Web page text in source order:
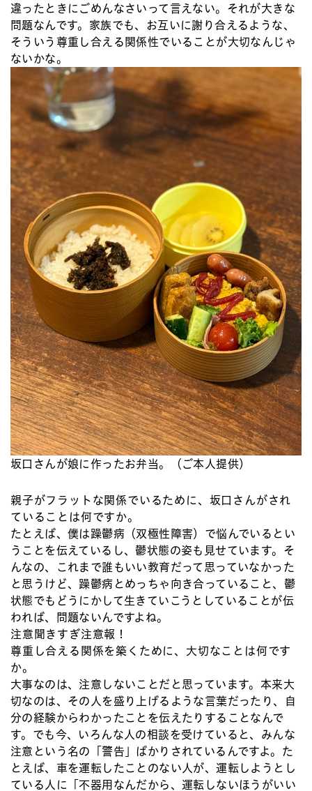
違ったときにごめんなさいって言えない。それが大きな
問題なんです。家族でも、お互いに謝り合えるような、
そういう尊重し合える関係性でいることが大切なんじゃ
ないかな。
坂口さんが娘に作ったお弁当。（ご本人提供）
親子がフラットな関係でいるために、坂口さんがされ
ていることは何ですか。
たとえば、僕は躁鬱病（双極性障害）で悩んでいるとい
うことを伝えているし、鬱状態の姿も見せています。そ
んなの、これまで誰もいい教育だって思っていなかった
と思うけど、躁鬱病とめっちゃ向き合っていること、鬱
状態でもどうにかして生きていこうとしていることが伝
われば、問題ないんですよね。
注意聞きすぎ注意報！
尊重し合える関係を築くために、大切なことは何です
か。
大事なのは、注意しないことだと思っています。本来大
切なのは、その人を盛り上げるような言葉だったり、自
分の経験からわかったことを伝えたりすることなんで
す。でも今、いろんな人の相談を受けていると、みんな
注意という名の「警告」ばかりされているんですよ。た
とえば、車を運転したことのない人が、運転しようとし
ている人に「不器用なんだから、運転しないほうがいい